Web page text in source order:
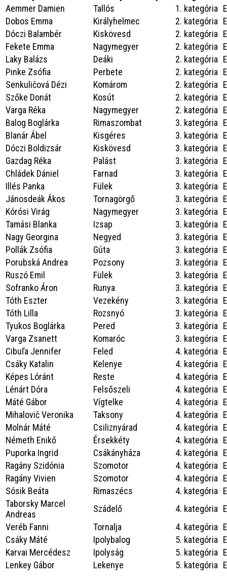
Aemmer Damien
Tallós 1. kategória
Dobos Emma
Királyhelmec 2. kategória
Dóczi Balambér
Kiskövesd 2. kategória
Fekete Emma
Nagymegyer 2. kategória
Laky Balázs
Deáki 2. kategória
Pinke Zsófia
Perbete 2. kategória
Senkuličová Dézi
Komárom 2. kategória
Szőke Donát
Kosút 2. kategória
Varga Réka
Nagymegyer 2. kategória
Balog Boglárka
Rimaszombat 3. kategória
Blanár Ábel
Kisgéres 3. kategória
Dóczi Boldizsár
Kiskövesd 3. kategória
Gazdag Réka
Palást 3. kategória
Chládek Dániel
Farnad 3. kategória
Illés Panka
Fülek 3. kategória
Jánosdeák Ákos
Tornagörgő 3. kategória
Kórósi Virág
Nagymegyer 3. kategória
Tamási Blanka
Izsap 3. kategória
Nagy Georgina
Negyed 3. kategória
Pollák Zsófia
Gúta 3. kategória
Porubská Andrea
Pozsony 3. kategória
Ruszó Emil
Fülek 3. kategória
Sofranko Áron
Runya 3. kategória
Tóth Eszter
Vezekény 3. kategória
Tóth Lilla
Rozsnyó 3. kategória
Tyukos Boglárka
Pered 3. kategória
Varga Zsanett
Komaróc 3. kategória
Cibuľa Jennifer
Feled 4. kategória
Csáky Katalin
Kelenye 4. kategória
Képes Lóránt
Reste 4. kategória
Lénárt Dóra
Felsőszeli 4. kategória
Máté Gábor
Vígtelke 4. kategória
Mihalovič Veronika
Taksony 4. kategória
Molnár Máté
Csiliznyárad 4. kategória
Németh Enikő
Érsekkéty 4. kategória
Puporka Ingrid
Csákányháza 4. kategória
Ragány Szidónia
Szomotor 4. kategória
Ragány Vivien
Szomotor 4. kategória
Sósik Beáta
Rimaszécs 4. kategória
Taborsky Marcel
Andreas
Szádelő 4. kategória
Veréb Fanni
Tornalja 4. kategória
Csáky Máté
Ipolybalog 5. kategória
Karvai Mercédesz
Ipolyság 5. kategória
Lenkey Gábor
Lekenye 5. kategória